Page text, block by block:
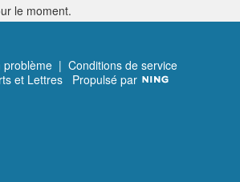
le moment.
problème | Conditions de service
et Lettres Propulsé par